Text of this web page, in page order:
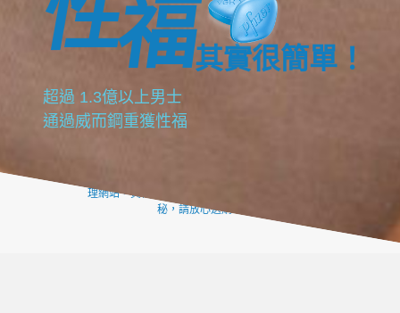
福其實很簡單！
超過 1.3億以上男士
通過威而鋼重獲性福
理網站，質保正品、無效退款。出貨包裝絕對隱
秘，請放心選購！